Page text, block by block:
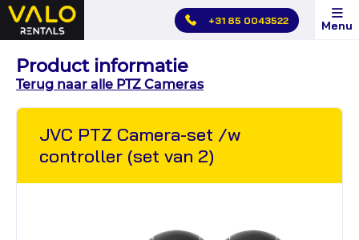
Hoofdmenu
overslaan
+31 85 0043522 Menu
Product informatie
Terug naar alle PTZ Cameras
JVC PTZ Camera-set /w
controller (set van 2)